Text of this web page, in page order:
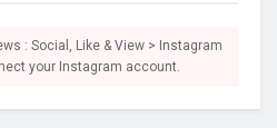
: Social, Like & View > Instagram
your Instagram account.